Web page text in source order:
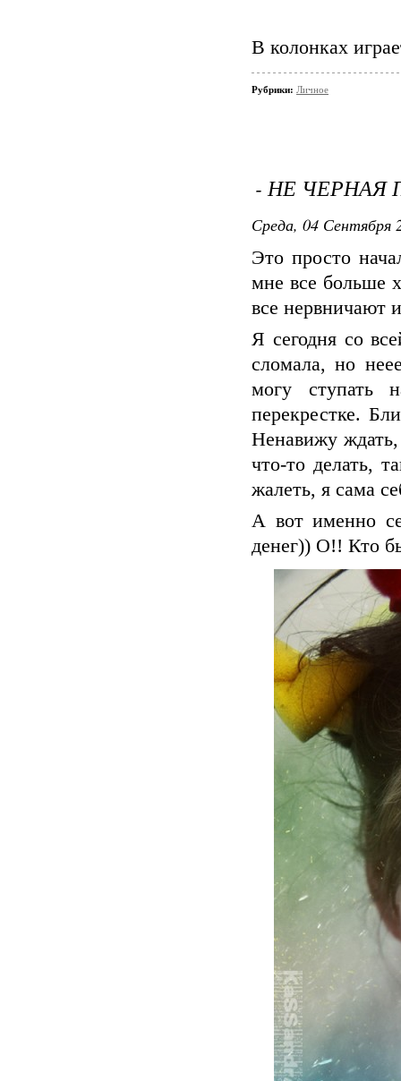
В колонках
Рубрики: Личное
- НЕ ЧЕРНАЯ
Среда, 04 Сентября
Это просто
мне все больше
все нервничают
Я сегодня со
сломала, но
могу ступать
перекрестке.
Ненавижу ждать,
что-то делать,
жалеть, я сама
А вот именно
денег)) О!! Кто